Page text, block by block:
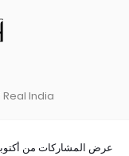
India
عرض المشاركات من أكتوبر,